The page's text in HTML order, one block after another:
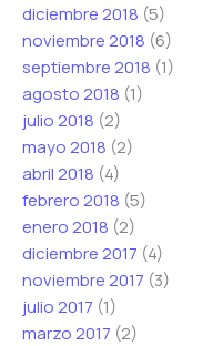
diciembre 2018 (5)
noviembre 2018 (6)
septiembre 2018 (1)
agosto 2018 (1)
julio 2018 (2)
mayo 2018 (2)
abril 2018 (4)
febrero 2018 (5)
enero 2018 (2)
diciembre 2017 (4)
noviembre 2017 (3)
julio 2017 (1)
marzo 2017 (2)